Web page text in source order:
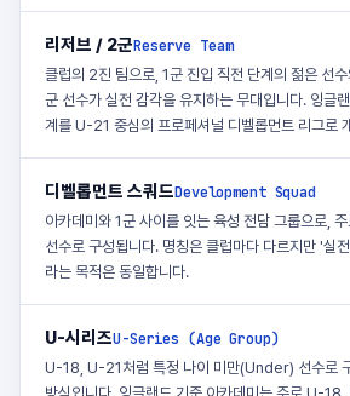
리저브 / 2군Reserve Team
클럽의 2진 팀으로, 1군 진입 직전 단계의 젊은 선
군 선수가 실전 감각을 유지하는 무대입니다. 잉글
계를 U-21 중심의 프로페셔널 디벨롭먼트 리그로
디벨롭먼트 스쿼드Development Squad
아카데미와 1군 사이를 잇는 육성 전담 그룹으로,
선수로 구성됩니다. 명칭은 클럽마다 다르지만 '실
라는 목적은 동일합니다.
U-시리즈U-Series (Age Group)
U-18, U-21처럼 특정 나이 미만(Under) 선수로